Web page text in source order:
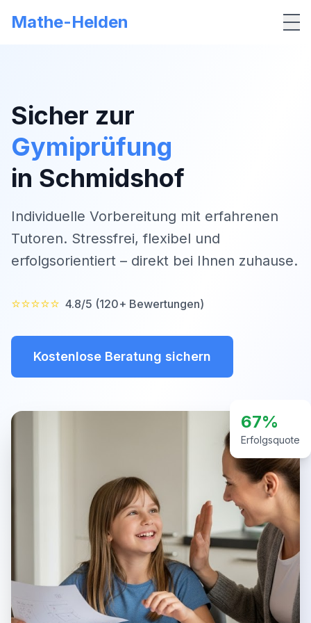
Mathe-Helden
Sicher zur
Gymiprüfung
in Schmidshof
Individuelle Vorbereitung mit erfahrenen
Tutoren. Stressfrei, flexibel und
erfolgsorientiert – direkt bei Ihnen zuhause.
⭐⭐⭐⭐⭐ 4.8/5 (120+ Bewertungen)
Kostenlose Beratung sichern
67%
Erfolgsquote